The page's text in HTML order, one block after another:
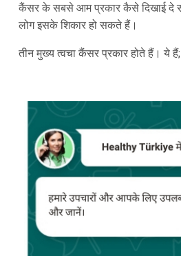
कैंसर के सबसे आम प्रकार कैसे दिखाई दे
लोग इसके शिकार हो सकते हैं।
तीन मुख्य त्वचा कैंसर प्रकार होते हैं। ये हैं;